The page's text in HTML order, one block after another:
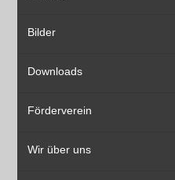
Bilder
Downloads
Förderverein
Wir über uns